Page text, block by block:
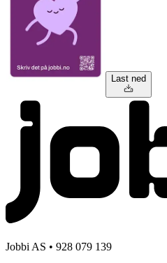
Last ned
Jobbi AS • 928 079 139